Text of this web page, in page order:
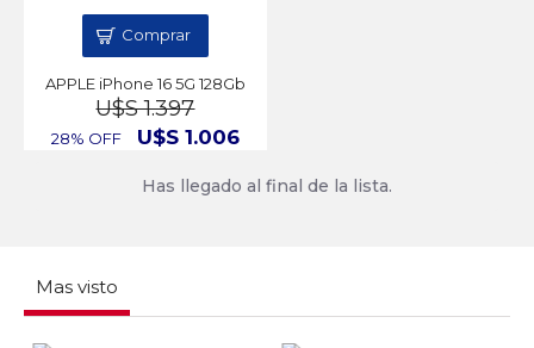
APPLE iPhone 16 5G 128Gb
U$S 1.397
28% OFF U$S 1.006
Comprar
Has llegado al final de la lista.
Mas visto